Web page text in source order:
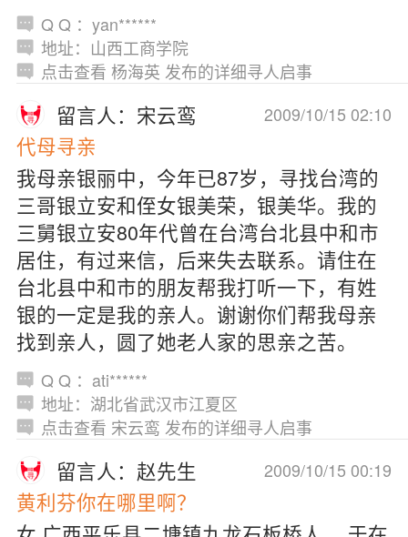
Q Q ：yan******
地址：山西工商学院
点击查看 杨海英 发布的详细寻人启事
2009/10/15 02:10
留言人：宋云鸾
代母寻亲
我母亲银丽中，今年已87岁，寻找台湾的
三哥银立安和侄女银美荣，银美华。我的
三舅银立安80年代曾在台湾台北县中和市
居住，有过来信，后来失去联系。请住在
台北县中和市的朋友帮我打听一下，有姓
银的一定是我的亲人。谢谢你们帮我母亲
找到亲人，圆了她老人家的思亲之苦。
Q Q ：ati******
地址：湖北省武汉市江夏区
点击查看 宋云鸾 发布的详细寻人启事
2009/10/15 00:19
留言人：赵先生
黄利芬你在哪里啊？